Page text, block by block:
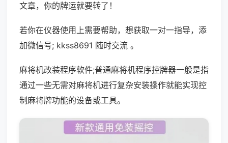
文章，你的牌运就要转了！
若你在仪器使用上需要帮助，想获取一对一指导，添
加微信号; kkss8691 随时交流 。
麻将机改装程序软件;普通麻将机程序控牌器一般是指
通过一些无需对麻将机进行复杂安装操作就能实现控
制麻将牌功能的设备或工具。